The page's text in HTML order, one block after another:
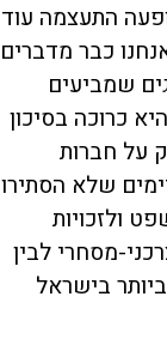
התעצמה עוד
כבר מדברים
שמביעים
כרוכה בסיכון
על חברות
שלא הסתירו
ולזכויות
מסחרי לבין
בישראל